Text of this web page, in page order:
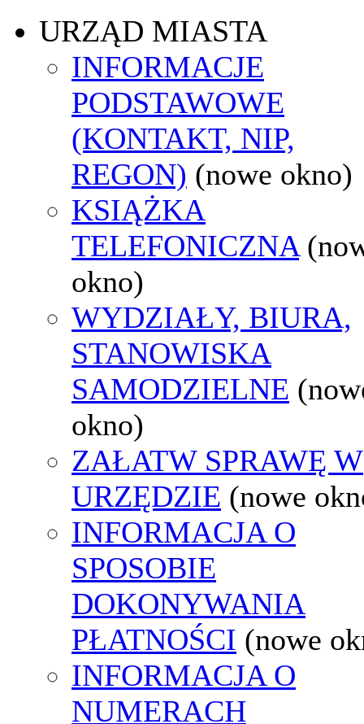
URZĄD MIASTA
INFORMACJE
PODSTAWOWE
(KONTAKT, NIP,
REGON) (nowe okno)
KSIĄŻKA
TELEFONICZNA
okno)
WYDZIAŁY, BIURA,
STANOWISKA
SAMODZIELNE
okno)
ZAŁATW SPRAWĘ W
URZĘDZIE (nowe
INFORMACJA O
SPOSOBIE
DOKONYWANIA
PŁATNOŚCI (nowe
INFORMACJA O
NUMERACH